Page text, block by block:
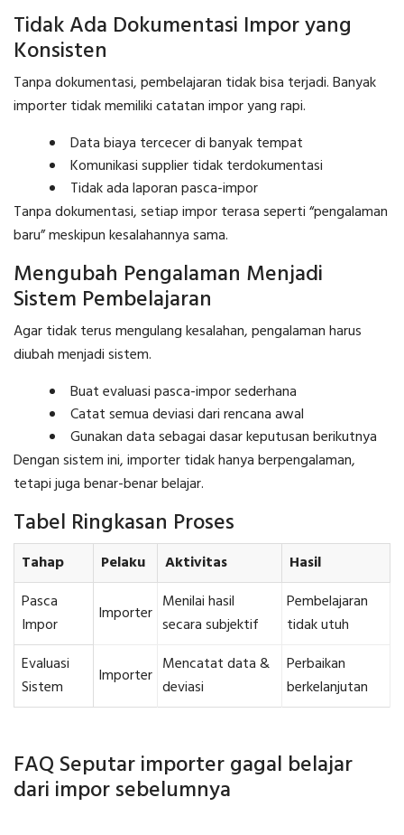
Tidak Ada Dokumentasi Impor yang
Konsisten
Tanpa dokumentasi, pembelajaran tidak bisa terjadi. Banyak
importer tidak memiliki catatan impor yang rapi.
Data biaya tercecer di banyak tempat
Komunikasi supplier tidak terdokumentasi
Tidak ada laporan pasca-impor
Tanpa dokumentasi, setiap impor terasa seperti “pengalaman
baru” meskipun kesalahannya sama.
Mengubah Pengalaman Menjadi
Sistem Pembelajaran
Agar tidak terus mengulang kesalahan, pengalaman harus
diubah menjadi sistem.
Buat evaluasi pasca-impor sederhana
Catat semua deviasi dari rencana awal
Gunakan data sebagai dasar keputusan berikutnya
Dengan sistem ini, importer tidak hanya berpengalaman,
tetapi juga benar-benar belajar.
Tabel Ringkasan Proses
Tahap Pelaku Aktivitas
Hasil
Pasca
Impor
Importer Menilai hasil
secara subjektif
Pembelajaran
tidak utuh
Evaluasi
Sistem
Importer Mencatat data &
deviasi
Perbaikan
berkelanjutan
FAQ Seputar importer gagal belajar
dari impor sebelumnya